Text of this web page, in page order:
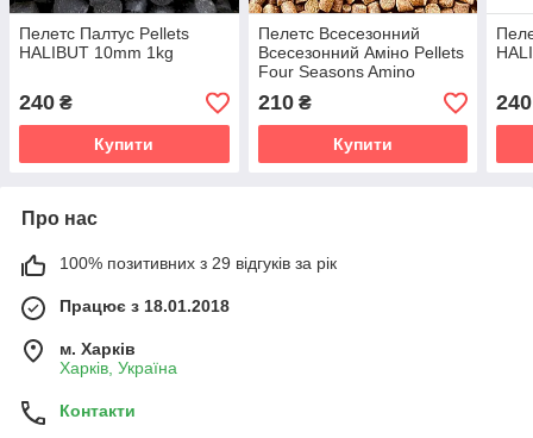
Пелетс Палтус Pellets
HALIBUT 10mm 1kg
240 ₴
Купити
Пелетс Всесезонний
Всесезонний Аміно Pellets
Four Seasons Amino
4,5mm 1kg
210₴
Купити
240
Про нас
100% позитивних з 29 відгуків за рік
Працює з 18.01.2018
м. Харків
Харків, Україна
Контакти